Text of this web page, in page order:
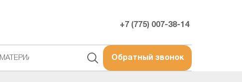
+7 (775) 007-38-14
МАТЕРИАЛЫ Обратный звонок